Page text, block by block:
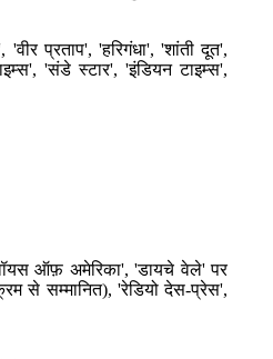
प्रताप', 'हरिगंधा', 'शांती दूत',
'संडे स्टार', 'इंडियन टाइम्स',
ऑफ़ अमेरिका', 'डायचे वेले' पर
से सम्मानित), 'रेडियो देस-प्रेस',